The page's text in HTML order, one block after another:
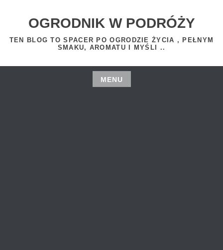
OGRODNIK W PODRÓŻY
TEN BLOG TO SPACER PO OGRODZIE ŻYCIA , PEŁNYM
SMAKU, AROMATU I MYŚLI ..
MENU